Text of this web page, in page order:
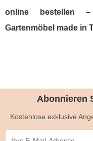
online bestellen
Gartenmöbel made in
Abonnieren
Kostenlose exklusive